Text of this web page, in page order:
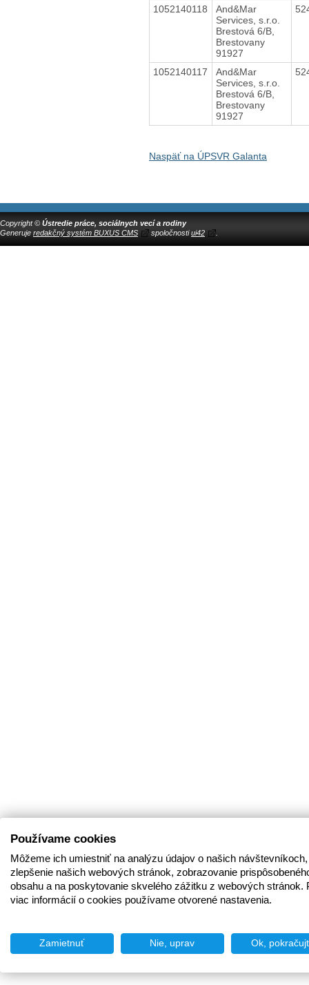
1052140118
And&Mar
Services, s.r.o.
Brestová 6/B,
Brestovany
91927
1052140117
And&Mar
Services, s.r.o.
Brestová 6/B,
Brestovany
91927
Naspäť na ÚPSVR Galanta
Copyright © Ústredie práce, sociálnych vecí a rodiny
Generuje redakčný systém BUXUS CMS spoločnostiui42
Používame cookies
Môžeme ich umiestniť na analýzu údajov o našich
zlepšenie našich webových stránok, zobrazovanie
obsahu a na poskytovanie skvelého zážitku z webových stránok.
viac informácií o cookies používame otvorené nastavenia.
Zamietnuť Nie, uprav Ok,